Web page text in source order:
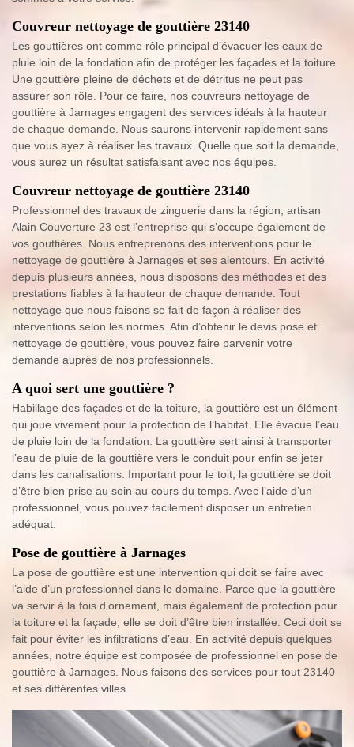
Couvreur nettoyage de gouttière 23140
Les gouttières ont comme rôle principal d’évacuer les eaux de
pluie loin de la fondation afin de protéger les façades et la toiture.
Une gouttière pleine de déchets et de détritus ne peut pas
assurer son rôle. Pour ce faire, nos couvreurs nettoyage de
gouttière à Jarnages engagent des services idéals à la hauteur
de chaque demande. Nous saurons intervenir rapidement sans
que vous ayez à réaliser les travaux. Quelle que soit la demande,
vous aurez un résultat satisfaisant avec nos équipes.
Couvreur nettoyage de gouttière 23140
Professionnel des travaux de zinguerie dans la région, artisan
Alain Couverture 23 est l’entreprise qui s’occupe également de
vos gouttières. Nous entreprenons des interventions pour le
nettoyage de gouttière à Jarnages et ses alentours. En activité
depuis plusieurs années, nous disposons des méthodes et des
prestations fiables à la hauteur de chaque demande. Tout
nettoyage que nous faisons se fait de façon à réaliser des
interventions selon les normes. Afin d’obtenir le devis pose et
nettoyage de gouttière, vous pouvez faire parvenir votre
demande auprès de nos professionnels.
A quoi sert une gouttière ?
Habillage des façades et de la toiture, la gouttière est un élément
qui joue vivement pour la protection de l’habitat. Elle évacue l’eau
de pluie loin de la fondation. La gouttière sert ainsi à transporter
l’eau de pluie de la gouttière vers le conduit pour enfin se jeter
dans les canalisations. Important pour le toit, la gouttière se doit
d’être bien prise au soin au cours du temps. Avec l’aide d’un
professionnel, vous pouvez facilement disposer un entretien
adéquat.
Pose de gouttière à Jarnages
La pose de gouttière est une intervention qui doit se faire avec
l’aide d’un professionnel dans le domaine. Parce que la gouttière
va servir à la fois d’ornement, mais également de protection pour
la toiture et la façade, elle se doit d’être bien installée. Ceci doit se
fait pour éviter les infiltrations d’eau. En activité depuis quelques
années, notre équipe est composée de professionnel en pose de
gouttière à Jarnages. Nous faisons des services pour tout 23140
et ses différentes villes.